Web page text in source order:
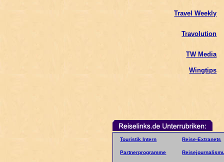
Travel Weekly
Travolution
TW Media
Wingtips
Touristik Intern Reise-Extranets
Partnerprogramme